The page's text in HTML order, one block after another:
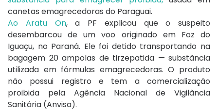
canetas emagrecedoras do Paraguai.
Ao Aratu On, a PF explicou que o suspeito
desembarcou de um voo originado em Foz do
Iguaçu, no Paraná. Ele foi detido transportando na
bagagem 20 ampolas de tirzepatida — substância
utilizada em fórmulas emagrecedoras. O produto
não possui registro e tem a comercialização
proibida pela Agência Nacional de Vigilância
Sanitária (Anvisa).